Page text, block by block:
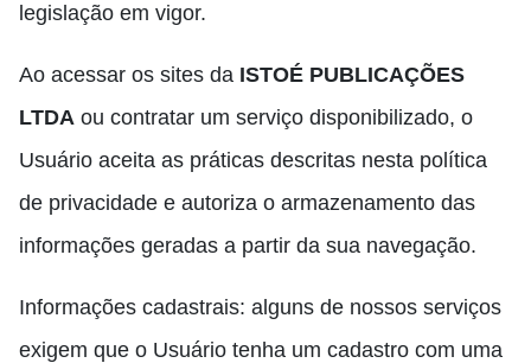
legislação em vigor.
Ao acessar os sites da ISTOÉ PUBLICAÇÕES
LTDA ou contratar um serviço disponibilizado, o
Usuário aceita as práticas descritas nesta política
de privacidade e autoriza o armazenamento das
informações geradas a partir da sua navegação.
Informações cadastrais: alguns de nossos serviços
exigem que o Usuário tenha um cadastro com uma